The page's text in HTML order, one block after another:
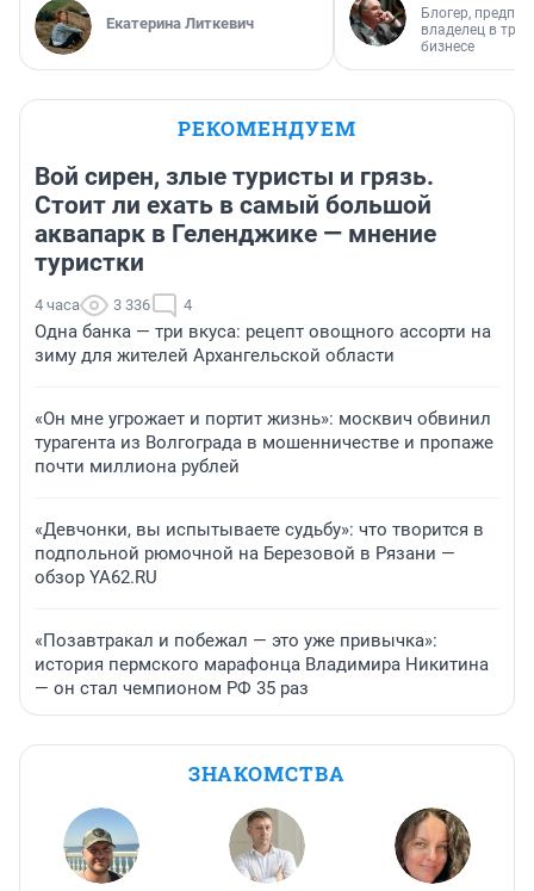
Екатерина Литкевич
Блогер,
владелец в
бизнесе
РЕКОМЕНДУЕМ
Вой сирен, злые туристы и грязь.
Стоит ли ехать в самый большой
аквапарк в Геленджике — мнение
туристки
4 часа 3 336 4
Одна банка — три вкуса: рецепт овощного ассорти на
зиму для жителей Архангельской области
«Он мне угрожает и портит жизнь»: москвич обвинил
турагента из Волгограда в мошенничестве и пропаже
почти миллиона рублей
«Девчонки, вы испытываете судьбу»: что творится в
подпольной рюмочной на Березовой в Рязани —
обзор YA62.RU
«Позавтракал и побежал — это уже привычка»:
история пермского марафонца Владимира Никитина
— он стал чемпионом РФ 35 раз
ЗНАКОМСТВА